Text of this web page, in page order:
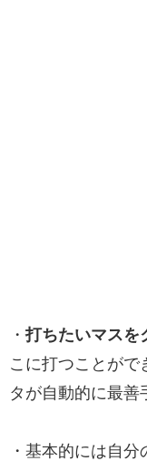
・打ちたいマスを
こに打つことがで
タが自動的に最善
・基本的には自